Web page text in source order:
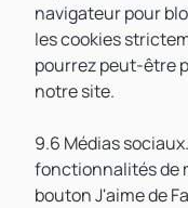
navigateur pour
les cookies
pourrez peut-être
notre site.
9.6 Médias
fonctionnalités de
bouton J'aime de